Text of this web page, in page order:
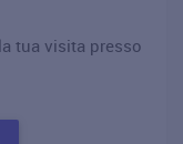
tua visita presso